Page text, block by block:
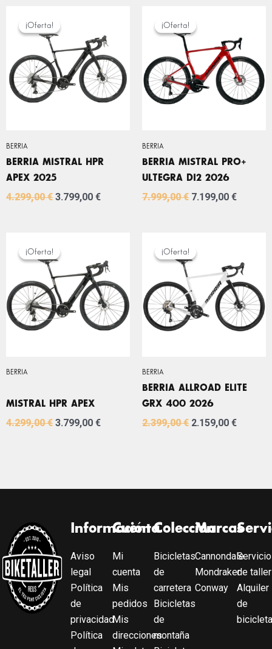
¡Oferta!
BERRIA
¡Oferta!
BERRIA MISTRAL HPR
APEX 2025
4.299,00€
ORIGINAL
ERA:
4.299,00 €.
3.799,00 €
ACTUAL
ES:
3.799,00 €.
¡Oferta!
BERRIA
¡Oferta!
BERRIA MISTRAL PRO+
ULTEGRA DI2 2026
7.999,00€
ORIGINAL
ERA:
7.999,00 €.
7.199,00 €
ES:
¡Oferta!
BERRIA
¡Oferta!
MISTRAL HPR APEX
4.299,00€
ORIGINAL
ERA:
4.299,00 €.
3.799,00 €
ACTUAL
ES:
3.799,00 €.
¡Oferta!
BERRIA
¡Oferta!
BERRIA ALLROAD ELITE
GRX 400 2026
2.399,00€
ORIGINAL
ERA:
2.399,00 €.
2.159,00 €
ES:
Información
Aviso
legal
Política
de
privacidad
Política
Cuenta
Mi
cuenta
Mis
pedidos
Mis
direcciones
Colección
Bicicletas
de
carretera
Bicicletas
de
montaña
Marcas
Cannondale
Mondraker
Conway
Servicio
de taller
Alquiler
de